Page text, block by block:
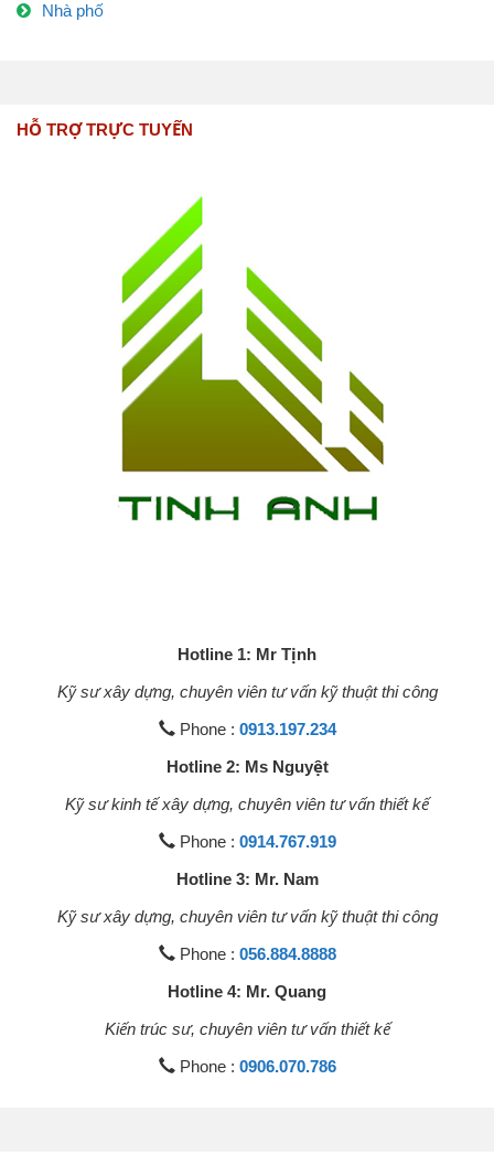
Nhà phố
HỖ TRỢ TRỰC TUYẾN
Hotline 1: Mr Tịnh
Kỹ sư xây dựng, chuyên viên tư vấn kỹ thuật thi công
Phone : 0913.197.234
Hotline 2: Ms Nguyệt
Kỹ sư kinh tế xây dựng, chuyên viên tư vấn thiết kế
Phone : 0914.767.919
Hotline 3: Mr. Nam
Kỹ sư xây dựng, chuyên viên tư vấn kỹ thuật thi công
Phone : 056.884.8888
Hotline 4: Mr. Quang
Kiến trúc sư, chuyên viên tư vấn thiết kế
Phone : 0906.070.786